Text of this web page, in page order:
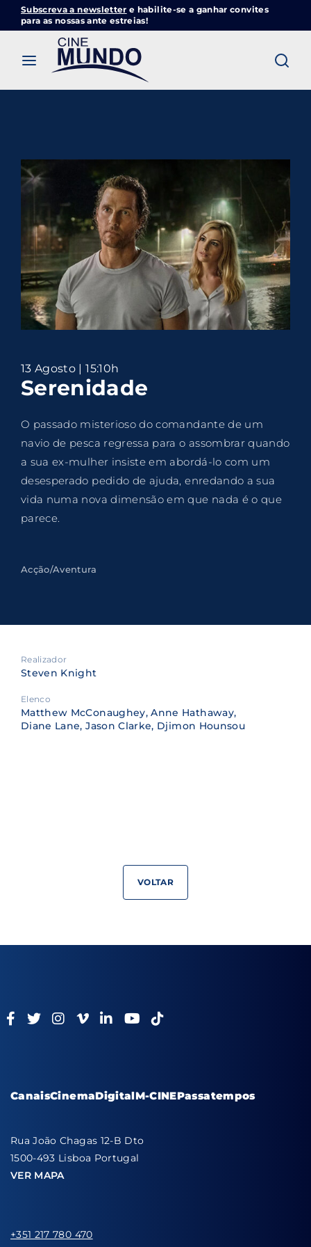
Subscreva a newsletter e habilite-se a ganhar convites
para as nossas ante estreias!
13 Agosto | 15:10h
Serenidade
O passado misterioso do comandante de um
navio de pesca regressa para o assombrar quando
a sua ex-mulher insiste em abordá-lo com um
desesperado pedido de ajuda, enredando a sua
vida numa nova dimensão em que nada é o que
parece.
Acção/Aventura
Realizador
Steven Knight
Elenco
Matthew McConaughey, Anne Hathaway,
Diane Lane, Jason Clarke, Djimon Hounsou
VOLTAR
CanaisCinemaDigitalM-CINEPassatempos
Rua João Chagas 12-B Dto
1500-493 Lisboa Portugal
VER MAPA
+351 217 780 470
Cinemundo – Onde O Cinema Acontece
Login
Password
SIGN IN
Remember Me
Lost Your Password?
By signing in, you agree to
conditions and our